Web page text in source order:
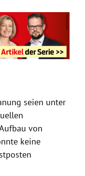
seien unter
von
keine